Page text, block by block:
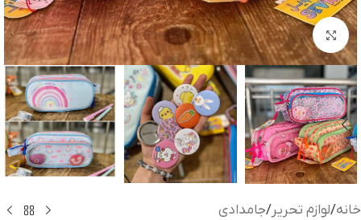
بزرگنمایی تصویر
خانه/لوازم تحریر/جامدادی